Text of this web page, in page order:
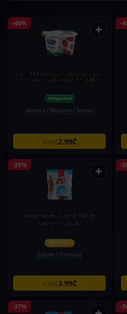
-40% +
ხაჭო '101 მარცვალი' მარცვლოვანი,
ნაღებით და მარწყვით 5% 130გ
Молоко / Мацони / Творог
4.95₾2.99₾
-
-39% +
ორცხობილა ხაჭოს 350 გრ
ტკბილი ქვეყანა
Вафли / Печенье
6.50₾3.99₾
-
-37% -